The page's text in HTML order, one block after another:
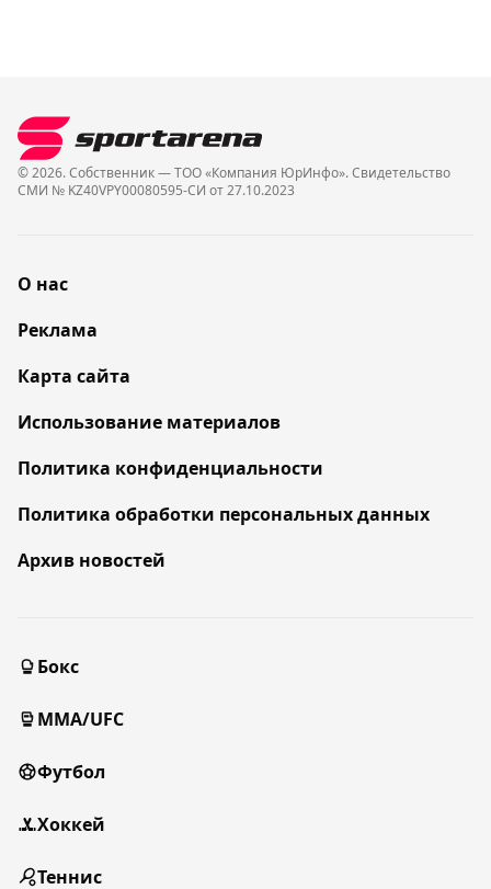
© 2026. Собственник — ТОО «Компания ЮрИнфо». Cвидетельство
СМИ № KZ40VPY00080595-СИ от 27.10.2023
О нас
Реклама
Карта сайта
Использование материалов
Политика конфиденциальности
Политика обработки персональных данных
Архив новостей
Бокс
MMA/UFC
Футбол
Хоккей
Теннис